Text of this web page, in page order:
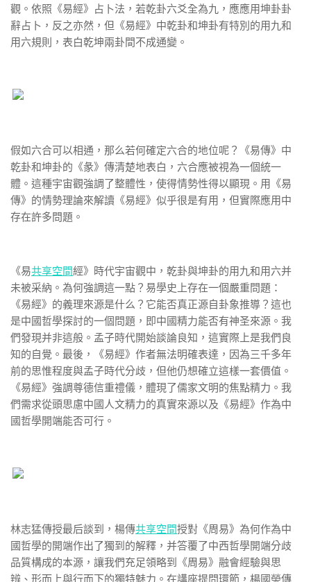
觀。依照《易經》占卜法，若乾卦六爻全為九，應應用坤卦卦
辭占卜，反之亦然，但《易經》中乾卦和坤卦有特別的用九和
用六規則，表白乾坤兩卦間不成通變。
假如六合可以相通，那么若何確定六合的地位呢？《易傳》中
乾卦和坤卦的《彖》傳清楚地表白，六合應被視為一個統一
體。這種宇宙觀強調了整體性，使得情勢性得以顯現。用《易
傳》的情勢理論來解讀《易經》似乎很是有用，但實際應用中
存在許多問題。
《易共享空間經》時代宇宙觀中，乾卦與坤卦的用九和用六并
未被采納。為何強調這一點？易學史上存在一個嚴重問題：
《易經》的義理來源是什么？它能否真正源自卦象推導？這也
是中國哲學探討的一個問題，即中國精力能否有神圣來源。我
們發現并非這般。孟子時代開始談論良知，這實際上是我們良
知的自覺。最後，《易經》作者無法明確表達，因為三千多年
前的思惟程度與孟子時代分歧，但他仍想確立這樣一套價值。
《易經》強調尊德信重禮儀，體現了儒家文明的焦點精力。我
們需求從頭思慮中國人文精力的真實來源以及《易經》作為中
國哲學開端能否可行。
林志猛傳授最后談到，楊傳共享空間授對《周易》為何作為中
國哲學的開端作出了獨到的解釋，并答覆了中西哲學開端分歧
品質構成的本源，讓我們充足領略到《周易》融會經驗與思
辨、形而上與行而下的獨特魅力。在講座提問環節，楊國榮傳